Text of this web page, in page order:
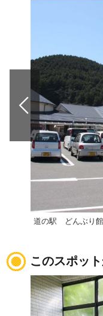
道の駅 どんぶり館
このスポッ